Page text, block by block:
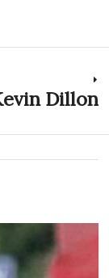
Dillon